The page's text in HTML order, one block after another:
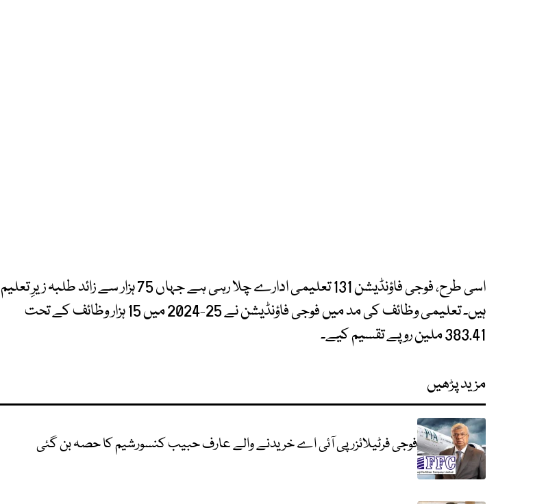
اسی طرح، فوجی فاؤنڈیشن 131 تعلیمی ادارے چلا رہی ہے جہاں 75 ہزار سے زائد طلبہ زیرِ تعلیم
ہیں۔ تعلیمی وظائف کی مد میں فوجی فاؤنڈیشن نے 25-2024 میں 15 ہزار وظائف کے تحت
383.41 ملین روپے تقسیم کیے۔
مزید پڑھیں
فوجی فرٹیلائزر پی آئی اے خریدنے والے عارف حبیب کنسورشیم کا حصہ بن گئی